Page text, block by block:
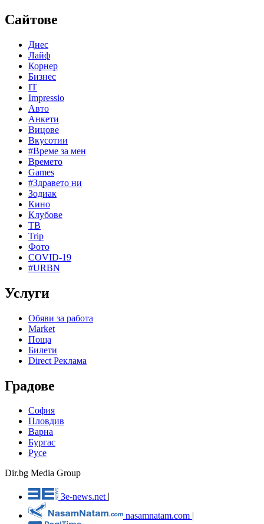
Сайтове
Днес
Лайф
Корнер
Бизнес
IT
Impressio
Авто
Анкети
Вицове
Вкусотии
#Време за мен
Времето
Games
#Здравето ни
Зодиак
Кино
Клубове
ТВ
Trip
Фото
COVID-19
#URBN
Услуги
Обяви за работа
Market
Поща
Билети
Direct Реклама
Градове
София
Пловдив
Варна
Бургас
Русе
Dir.bg Media Group
3e-news.net
nasamnatam.com |